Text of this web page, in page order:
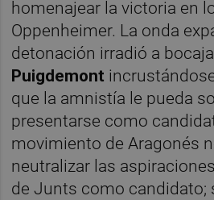
homenajear la victoria en
Oppenheimer. La onda
detonación irradió a
Puigdemont
que la amnistía le pueda
presentarse como
movimiento de Aragonés
neutralizar las
de Junts como candidato;